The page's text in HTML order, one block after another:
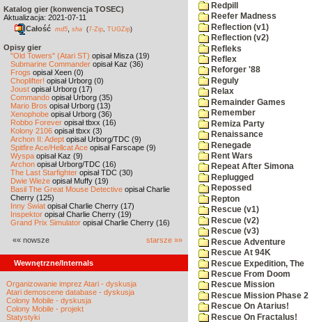
Katalog gier (konwencja TOSEC)
Aktualizacja: 2021-07-11
Całość md5 sha (7-Zip TUGZip)
Opisy gier
"Old Towers" (Atari ST) opisał Misza (19)
Submarine Commander opisał Kaz (36)
Frogs opisał Xeen (0)
Choplifter! opisał Urborg (0)
Joust opisał Urborg (17)
Commando opisał Urborg (35)
Mario Bros opisał Urborg (13)
Xenophobe opisał Urborg (36)
Robbo Forever opisał tbxx (16)
Kolony 2106 opisał tbxx (3)
Archon II: Adept opisał Urborg/TDC (9)
Spitfire Ace/Hellcat Ace opisał Farscape (9)
Wyspa opisał Kaz (9)
Archon opisał Urborg/TDC (16)
The Last Starfighter opisał TDC (30)
Dwie Wieże opisał Muffy (19)
Basil The Great Mouse Detective opisał Charlie
Cherry (125)
Inny Świat opisał Charlie Cherry (17)
Inspektor opisał Charlie Cherry (19)
Grand Prix Simulator opisał Charlie Cherry (16)
«« nowsze starsze »»
Wewnętrzne/Internals
Organizowanie imprez Atari - dyskusja
Atari demoscene database - dyskusja
Colony Mobile - dyskusja
Colony Mobile - projekt
Statystyki
Redpill
Reefer Madness
Reflection (v1)
Reflection (v2)
Refleks
Reflex
Reforger '88
Reguly
Relax
Remainder Games
Remember
Remiza Party
Renaissance
Renegade
Rent Wars
Repeat After Simona
Replugged
Repossed
Repton
Rescue (v1)
Rescue (v2)
Rescue (v3)
Rescue Adventure
Rescue At 94K
Rescue Expedition, The
Rescue From Doom
Rescue Mission
Rescue Mission Phase 2
Rescue On Atarius!
Rescue On Fractalus!